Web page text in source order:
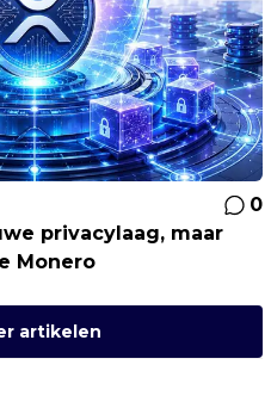
0
privacylaag, maar
Monero
artikelen